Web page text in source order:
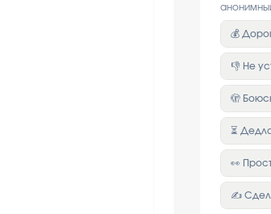
💰
👎 Не
🫣
⏳
👀
✍️